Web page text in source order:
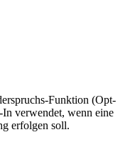
Funktion (Opt-
verwendet, wenn eine
erfolgen soll.